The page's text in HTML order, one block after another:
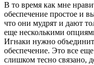
В то время как мне
обеспечение простое и
что они мудрят и дают
еще несколькими
Игнаки нужно
обеспечение. Это все
слишком тесно связано,